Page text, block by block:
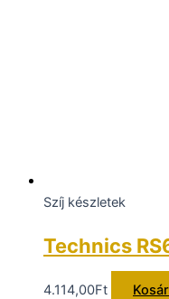
Szíj készletek
Technics
4.114,00Ft